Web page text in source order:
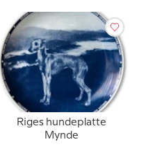
Riges hundeplatte
Mynde